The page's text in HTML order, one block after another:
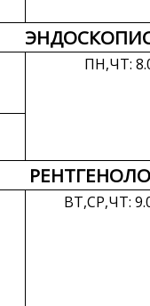
ПН,ЧТ:
ВТ,СР,ЧТ: